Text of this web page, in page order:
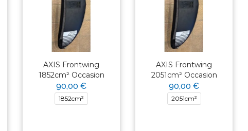
AXIS Frontwing
1852cm² Occasion
90,00 €
1852cm²
AXIS Frontwing
2051cm² Occasion
90,00 €
2051cm²